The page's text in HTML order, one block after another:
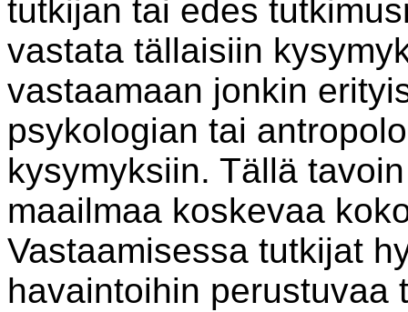
tutkijan tai edes
vastata tällaisiin
vastaamaan jonkin
psykologian tai
kysymyksiin. Tällä
maailmaa koskevaa
Vastaamisessa tutkijat
havaintoihin perustuvaa